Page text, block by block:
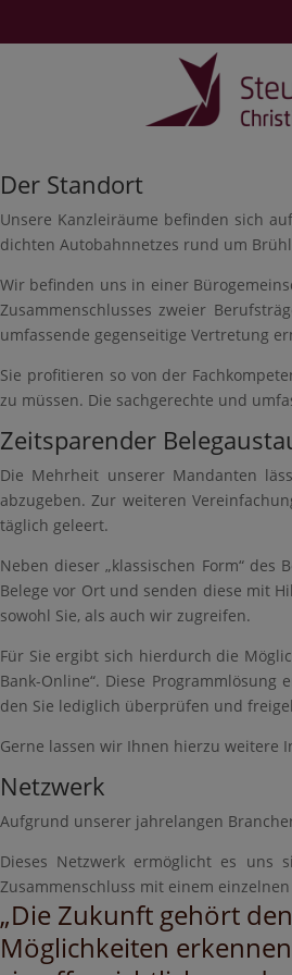
Der Standort
Unsere Kanzleiräume befinden sich
dichten Autobahnnetzes rund um
Wir befinden uns in einer
Zusammenschlusses zweier
umfassende gegenseitige Vertretung
Sie profitieren so von der
zu müssen. Die sachgerechte und
Zeitsparender
Die Mehrheit unserer Mandanten
abzugeben. Zur weiteren
täglich geleert.
Neben dieser „klassischen Form“
Belege vor Ort und senden diese mit
sowohl Sie, als auch wir zugreifen.
Für Sie ergibt sich hierdurch die
Bank-Online“. Diese
den Sie lediglich überprüfen und
Gerne lassen wir Ihnen hierzu weitere
Netzwerk
Aufgrund unserer jahrelangen
Dieses Netzwerk ermöglicht es uns
Zusammenschluss mit einem
„Die Zukunft gehört
Möglichkeiten